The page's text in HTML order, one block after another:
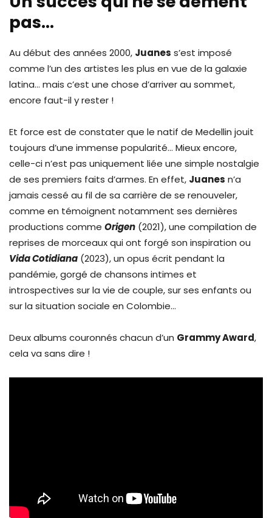
pas…
Au début des années 2000, Juanes s’est imposé
comme l’un des artistes les plus en vue de la galaxie
latina… mais c’est une chose d’arriver au sommet,
encore faut-il y rester !
Et force est de constater que le natif de Medellin jouit
toujours d’une immense popularité… Mieux encore,
celle-ci n’est pas uniquement liée une simple nostalgie
de ses premiers faits d’armes. En effet, Juanes n’a
jamais cessé au fil de sa carrière de se renouveler,
comme en témoignent notamment ses dernières
productions comme Origen (2021), une compilation de
reprises de morceaux qui ont forgé son inspiration ou
Vida Cotidiana (2023), un opus écrit pendant la
pandémie, gorgé de chansons intimes et
introspectives sur la vie de couple, sur ses enfants ou
sur la situation sociale en Colombie…
Deux albums couronnés chacun d’un Grammy Award,
cela va sans dire !